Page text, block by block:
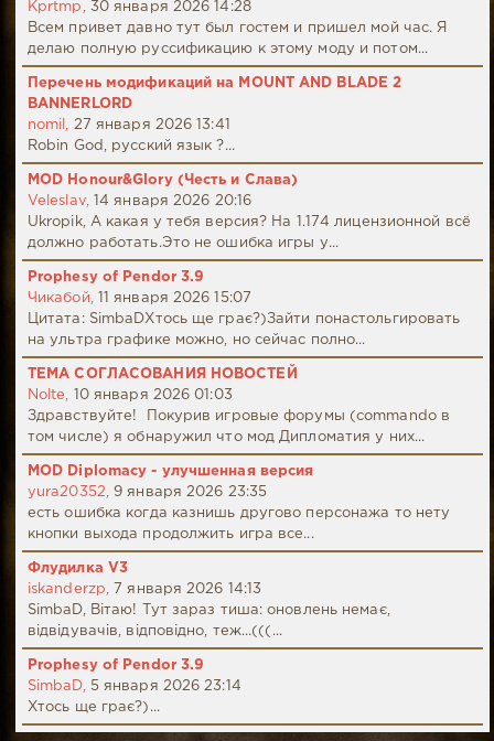
Kprtmp, 30 января 2026 14:28
Всем привет давно тут был гостем и пришел мой час. Я
делаю полную руссификацию к этому моду и потом...
Перечень модификаций на MOUNT AND BLADE 2
BANNERLORD
nomil, 27 января 2026 13:41
Robin God, русский язык ?...
MOD Honour&Glory (Честь и Слава)
Veleslav,
14 января 2026 20:16
Ukropik, А какая у тебя версия? На 1.174 лицензионной всё
должно работать.Это не ошибка игры у...
Prophesy of Pendor 3.9
Чикабой,
11 января 2026 15:07
Цитата: SimbaDХтось ще грає?)Зайти понастольгировать
на ультра графике можно, но сейчас полно...
ТЕМА СОГЛАСОВАНИЯ НОВОСТЕЙ
Nolte,
10 января 2026 01:03
Здравствуйте! Покурив игровые форумы (commando в
том числе) я обнаружил что мод Дипломатия у них...
MOD Diplomacy - улучшенная версия
yura20352, 9 января 2026 23:35
есть ошибка когда казнишь другово персонажа то нету
кнопки выхода продолжить игра все...
Флудилка V3
iskanderzp, 7 января 2026 14:13
SimbaD, Вітаю! Тут зараз тиша: оновлень немає,
відвідувачів, відповідно, теж...(((...
Prophesy of Pendor 3.9
SimbaD, 5 января 2026 23:14
Хтось ще грає?)...